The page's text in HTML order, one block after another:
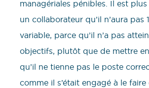
managériales pénibles. Il est
un collaborateur qu’il n’aura pas
variable, parce qu’il n’a pas
objectifs, plutôt que de mettre
qu’il ne tienne pas le poste
comme il s’était engagé à le